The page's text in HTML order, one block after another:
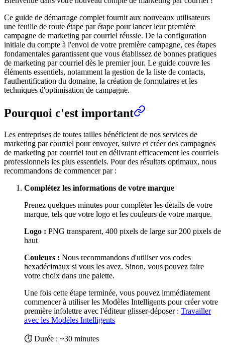
Ce guide de démarrage complet fournit aux nouveaux utilisateurs
une feuille de route étape par étape pour lancer leur première
campagne de marketing par courriel réussie. De la configuration
initiale du compte à l'envoi de votre première campagne, ces étapes
fondamentales garantissent que vous établissez de bonnes pratiques
de marketing par courriel dès le premier jour. Le guide couvre les
éléments essentiels, notamment la gestion de la liste de contacts,
l'authentification du domaine, la création de formulaires et les
techniques d'optimisation de campagne.
Pourquoi c'est important
Les entreprises de toutes tailles bénéficient de nos services de
marketing par courriel pour envoyer, suivre et créer des campagnes
de marketing par courriel tout en délivrant efficacement les courriels
professionnels les plus essentiels. Pour des résultats optimaux, nous
recommandons de commencer par :
Complétez les informations de votre marque
Prenez quelques minutes pour compléter les détails de votre
marque, tels que votre logo et les couleurs de votre marque.
Logo : PNG transparent, 400 pixels de large sur 200 pixels de
haut
Couleurs : Nous recommandons d'utiliser vos codes
hexadécimaux si vous les avez. Sinon, vous pouvez faire
votre choix dans une palette.
Une fois cette étape terminée, vous pouvez immédiatement
commencer à utiliser les Modèles Intelligents pour créer votre
première infolettre avec l'éditeur glisser-déposer : Travailler
avec les Modèles Intelligents
⏱ Durée : ~30 minutes